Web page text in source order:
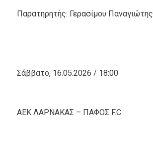
Παρατηρητής: Γερασίμου Παναγιώτης
Σάββατο, 16.05.2026 / 18:00
ΑΕΚ ΛΑΡΝΑΚΑΣ – ΠΑΦΟΣ F.C.